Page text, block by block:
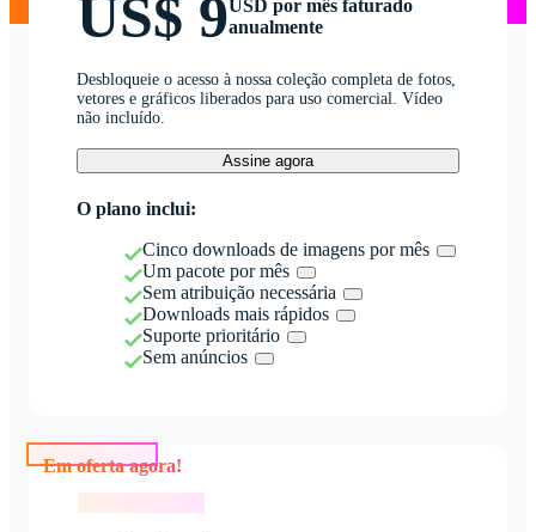
US$ 9USD por mês faturado
anualmente
Desbloqueie o acesso à nossa coleção completa de fotos,
vetores e gráficos liberados para uso comercial. Vídeo
não incluído.
Assine agora
O plano inclui:
Cinco downloads de imagens por mês
Um pacote por mês
Sem atribuição necessária
Downloads mais rápidos
Suporte prioritário
Sem anúncios